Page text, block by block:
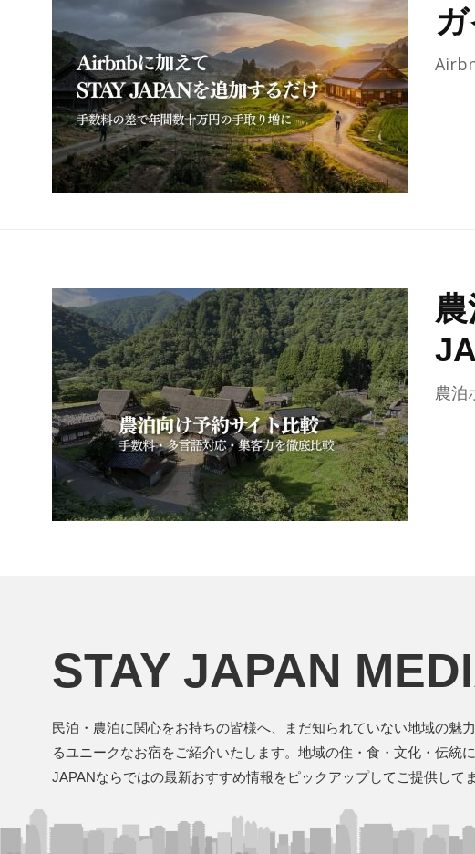
農泊
STAY JAPAN
民泊・農泊に関心をお持ちの皆様へ、まだ知られていない地域の魅
るユニークなお宿をご紹介いたします。地域の住・食・文化・伝統
JAPANならではの最新おすすめ情報をピックアップしてご提供して